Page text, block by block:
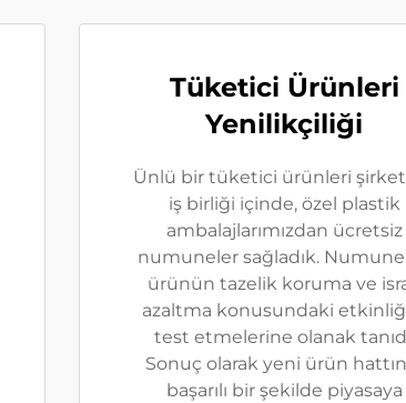
Tüketici Ürünleri
Yenilikçiliği
Ünlü bir tüketici ürünleri
iş birliği içinde, özel plastik
ambalajlarımızdan ücretsiz
numuneler sağladık.
ürünün tazelik koruma ve
azaltma konusundaki
test etmelerine olanak
Sonuç olarak yeni ürün
başarılı bir şekilde piyasaya